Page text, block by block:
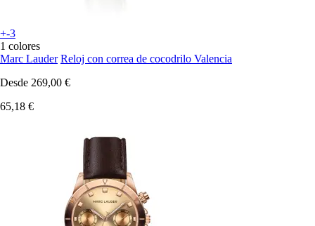
+-3
1 colores
Marc Lauder Reloj con correa de cocodrilo Valencia
Desde 269,00 €
65,18 €